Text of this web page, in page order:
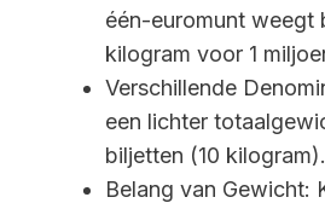
één-euromunt weegt
kilogram voor 1
Verschillende
een lichter
biljetten (10 kilogram).
Belang van Gewicht: